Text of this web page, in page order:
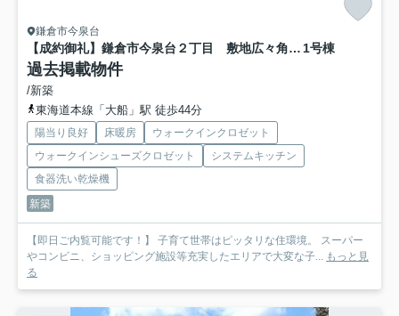
鎌倉市今泉台
【成約御礼】鎌倉市今泉台２丁目 敷地広々角地の新築戸建 1号棟
過去掲載物件
/新築
東海道本線「大船」駅 徒歩44分
陽当り良好 床暖房
ウォークインクロゼット
ウォークインシューズクロゼット
システムキッチン
食器洗い乾燥機
新築
【即日ご内覧可能です！】 子育て世帯はピッタリな住環境。 スーパー
やコンビニ、ショッピング施設等充実したエリアで大変な子... もっと見
る